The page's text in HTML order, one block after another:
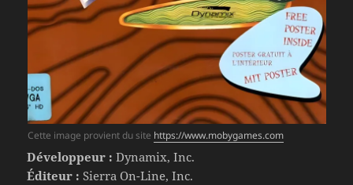
Cette image provient du site https://www.mobygames.com
Développeur : Dynamix, Inc.
Éditeur : Sierra On-Line, Inc.